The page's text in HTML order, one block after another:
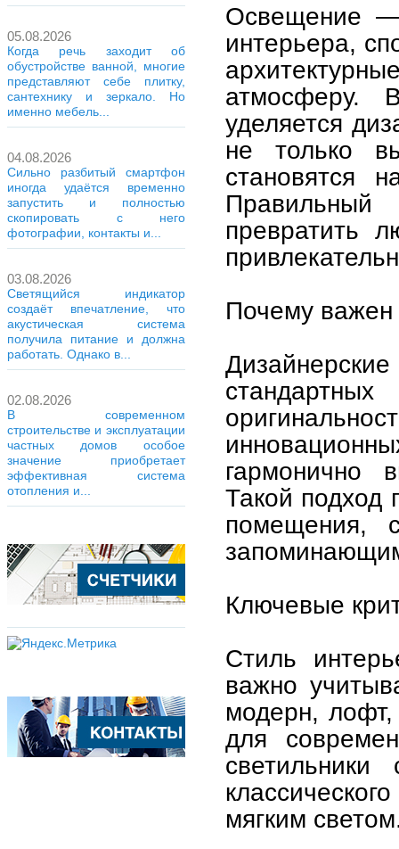
05.08.2026
Когда речь заходит об
обустройстве ванной, многие
представляют себе плитку,
сантехнику и зеркало. Но
именно мебель...
04.08.2026
Сильно разбитый смартфон
иногда удаётся временно
запустить и полностью
скопировать с него
фотографии, контакты и...
03.08.2026
Светящийся индикатор
создаёт впечатление, что
акустическая система
получила питание и должна
работать. Однако в...
02.08.2026
В современном
строительстве и эксплуатации
частных домов особое
значение приобретает
эффективная система
отопления и...
Освещение —
интерьера,
атмосферу.
уделяется
не только
становятся
Правильный
превратить
Почему важен
гармонично
Такой подход
помещения,
Ключевые
Стиль
важно
модерн,
для
мягким